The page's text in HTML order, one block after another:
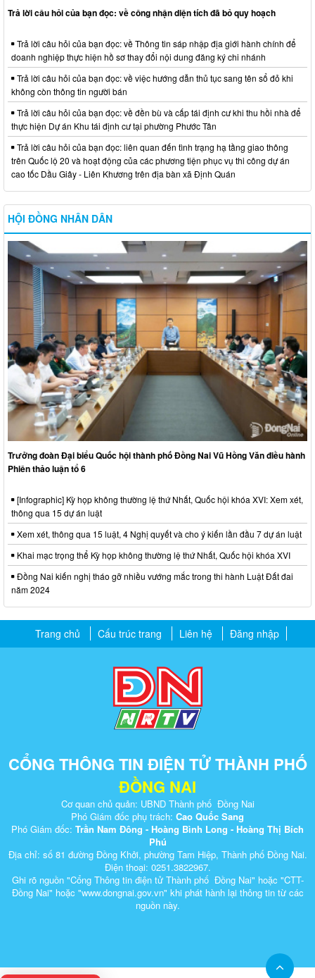
Trả lời câu hỏi của bạn đọc: về công nhận diện tích đã bỏ quy hoạch
Trả lời câu hỏi của bạn đọc: về Thông tin sáp nhập địa giới hành chính để
doanh nghiệp thực hiện hồ sơ thay đổi nội dung đăng ký chi nhánh
Trả lời câu hỏi của bạn đọc: về việc hướng dẫn thủ tục sang tên sổ đỏ khi
không còn thông tin người bán
Trả lời câu hỏi của bạn đọc: về đền bù và cấp tái định cư khi thu hồi nhà để
thực hiện Dự án Khu tái định cư tại phường Phước Tân
Trả lời câu hỏi của bạn đọc: liên quan đến tình trạng hạ tầng giao thông
trên Quốc lộ 20 và hoạt động của các phương tiện phục vụ thi công dự án
cao tốc Dầu Giây - Liên Khương trên địa bàn xã Định Quán
HỘI ĐỒNG NHÂN DÂN
Trưởng đoàn Đại biểu Quốc hội thành phố Đồng Nai Vũ Hồng Văn điều hành
Phiên thảo luận tổ 6
[Infographic] Kỳ họp không thường lệ thứ Nhất, Quốc hội khóa XVI: Xem xét,
thông qua 15 dự án luật
Xem xét, thông qua 15 luật, 4 Nghị quyết và cho ý kiến lần đầu 7 dự án luật
Khai mạc trọng thể Kỳ họp không thường lệ thứ Nhất, Quốc hội khóa XVI
Đồng Nai kiến nghị tháo gỡ nhiều vướng mắc trong thi hành Luật Đất đai
năm 2024
Trang chủ Cấu trúc trang Liên hệ Đăng nhập
CỔNG THÔNG TIN ĐIỆN TỬ THÀNH PHỐ
ĐỒNG NAI
Cơ quan chủ quản: UBND Thành phố Đồng Nai
Phó Giám đốc phụ trách: Cao Quốc Sang
Phó Giám đốc: Trần Nam Đông - Hoàng Bình Long - Hoàng Thị Bích
Phú
Địa chỉ: số 81 đường Đồng Khởi, phường Tam Hiệp, Thành phố Đồng Nai.
Điện thoại: 0251.3822967.
Ghi rõ nguồn "Cổng Thông tin điện tử Thành phố Đồng Nai" hoặc "CTT-
Đồng Nai" hoặc "www.dongnai.g​ov.vn" khi ​phát hành lại thông tin từ các
nguồn này.​